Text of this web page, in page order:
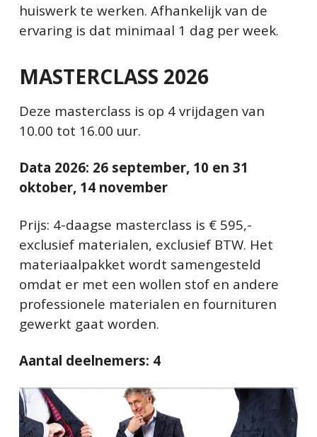
huiswerk te werken. Afhankelijk van de
ervaring is dat minimaal 1 dag per week.
MASTERCLASS 2026
Deze masterclass is op 4 vrijdagen van
10.00 tot 16.00 uur.
Data 2026: 26 september, 10 en 31
oktober, 14 november
Prijs: 4-daagse masterclass is € 595,-
exclusief materialen, exclusief BTW. Het
materiaalpakket wordt samengesteld
omdat er met een wollen stof en andere
professionele materialen en fournituren
gewerkt gaat worden.
Aantal deelnemers: 4